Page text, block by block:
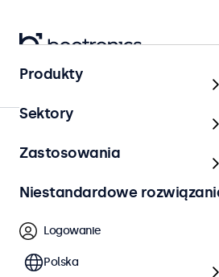
Strona główna
Produkty
Sektory
Zastosowania
Niestandardowe
Logowanie
Polska